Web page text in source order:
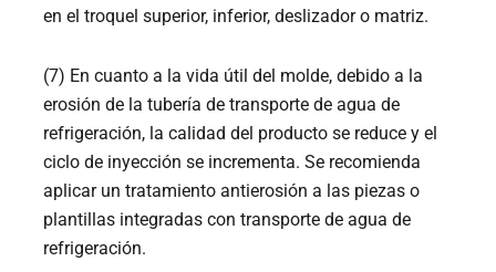
en el troquel superior, inferior, deslizador o matriz.
(7) En cuanto a la vida útil del molde, debido a la
erosión de la tubería de transporte de agua de
refrigeración, la calidad del producto se reduce y el
ciclo de inyección se incrementa. Se recomienda
aplicar un tratamiento antierosión a las piezas o
plantillas integradas con transporte de agua de
refrigeración.